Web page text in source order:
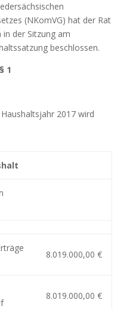
(NKomVG) hat der Rat
der Sitzung am
beschlossen.
§ 1
2017 wird
8.019.000,00 €
8.019.000,00 €